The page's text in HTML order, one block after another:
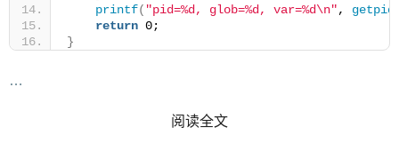
printf( "pid=%d, glob=%d, var=%d\n", getpid
return 0;
}
…
阅读全文READ MORE